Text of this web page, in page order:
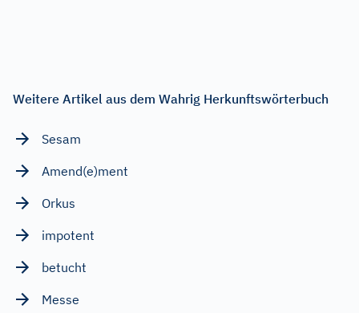
Weitere Artikel aus dem Wahrig Herkunftswörterbuch
Sesam
Amend(e)ment
Orkus
impotent
betucht
Messe